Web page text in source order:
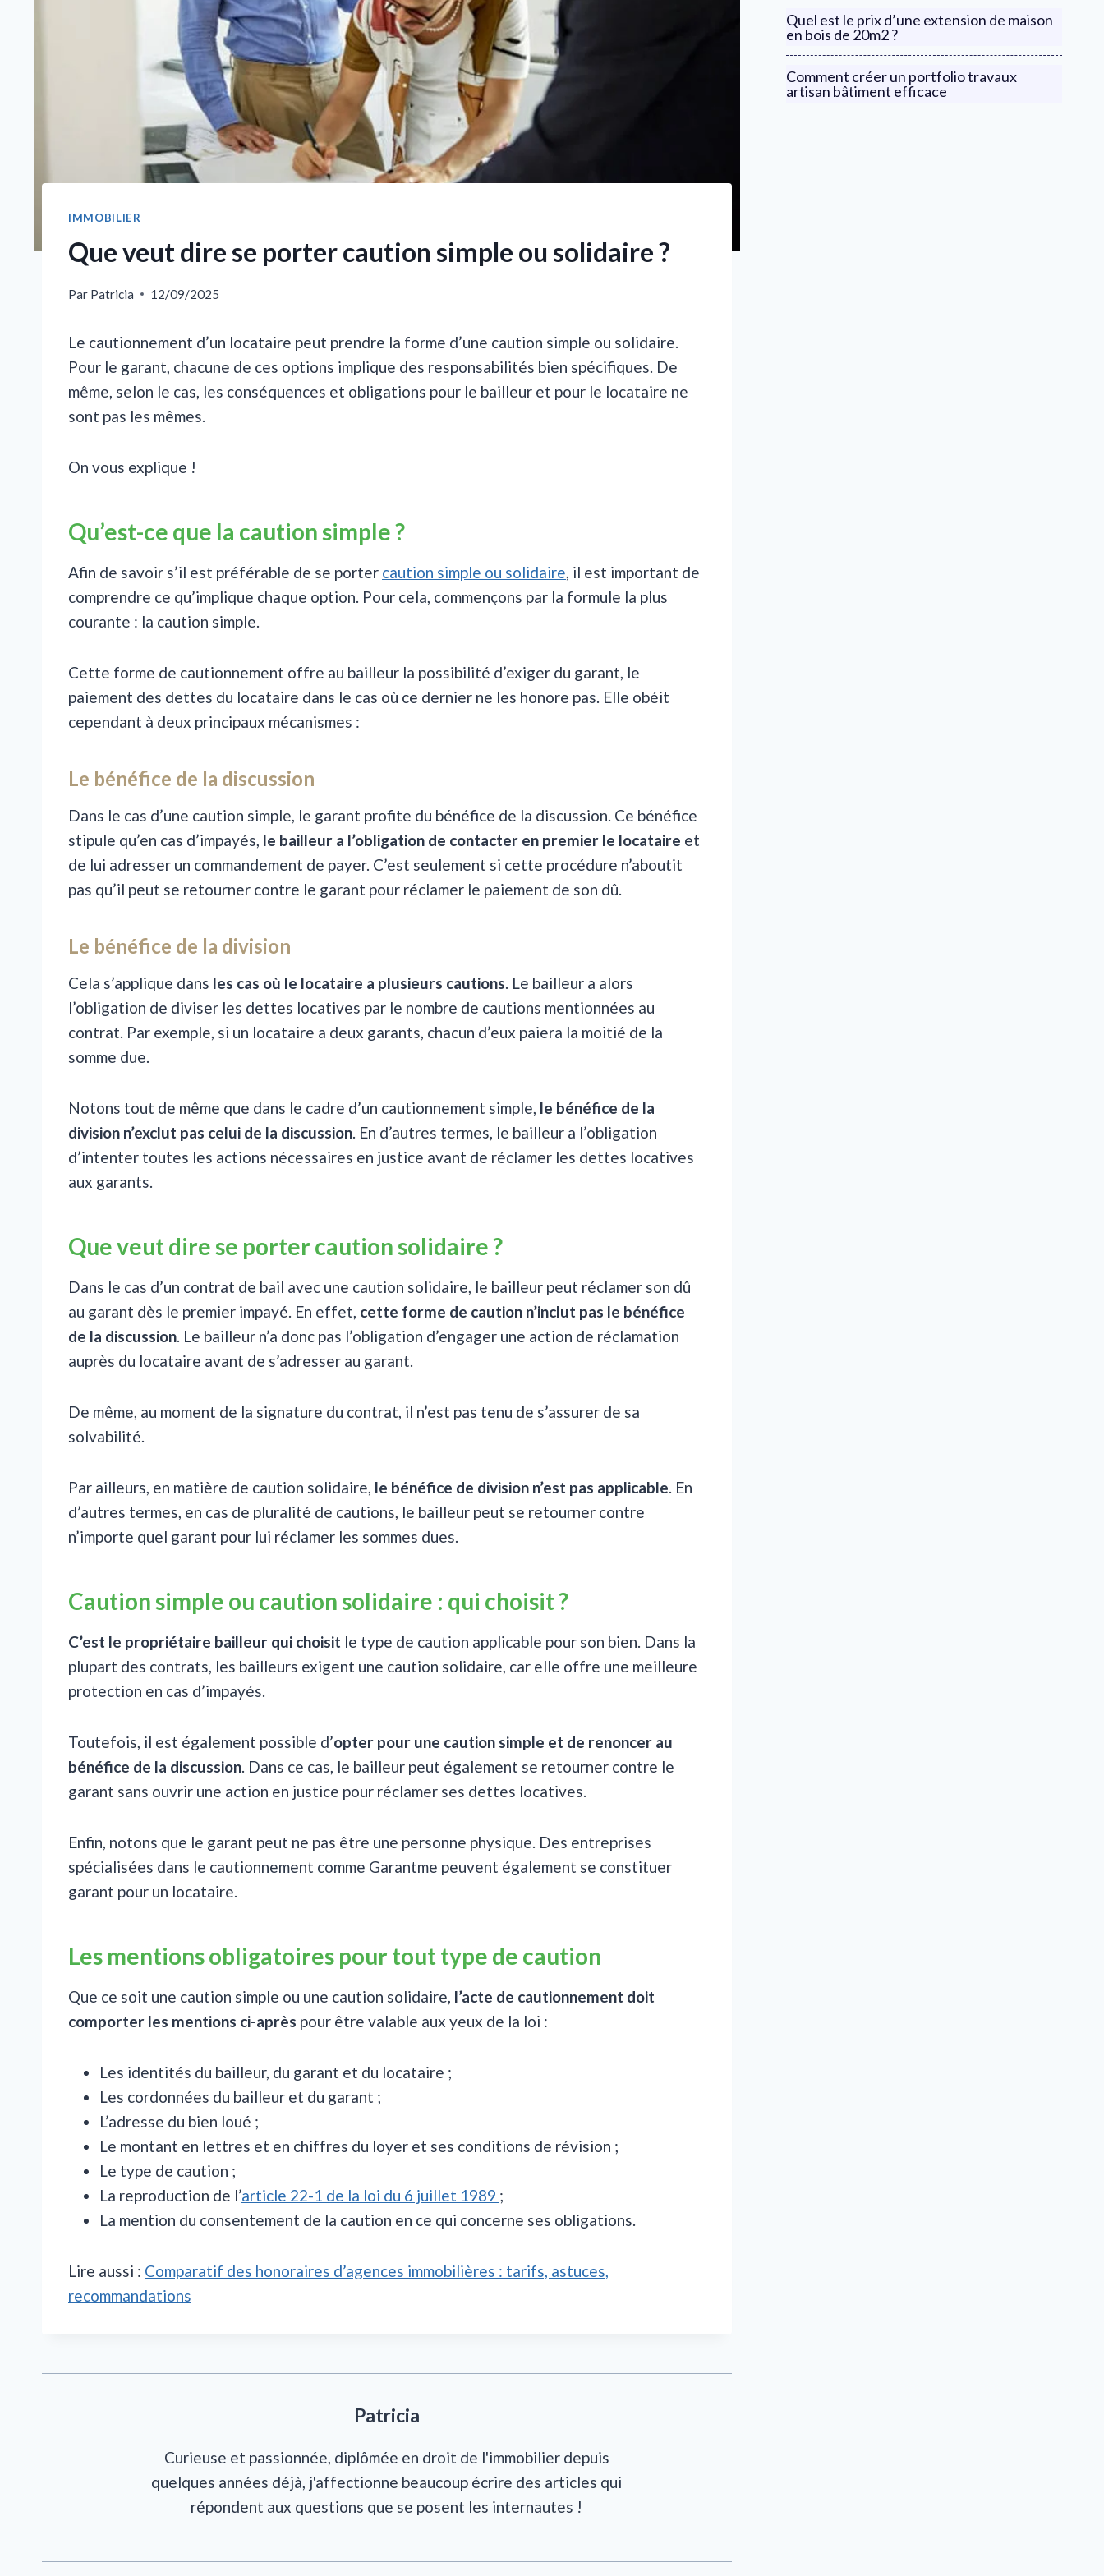
IMMOBILIER
Que veut dire se porter caution simple ou solidaire ?
Par Patricia 12/09/2025
Le cautionnement d’un locataire peut prendre la forme d’une caution simple ou solidaire.
Pour le garant, chacune de ces options implique des responsabilités bien spécifiques. De
même, selon le cas, les conséquences et obligations pour le bailleur et pour le locataire ne
sont pas les mêmes.
On vous explique !
Qu’est-ce que la caution simple ?
Afin de savoir s’il est préférable de se porter caution simple ou solidaire, il est important de
comprendre ce qu’implique chaque option. Pour cela, commençons par la formule la plus
courante : la caution simple.
Cette forme de cautionnement offre au bailleur la possibilité d’exiger du garant, le
paiement des dettes du locataire dans le cas où ce dernier ne les honore pas. Elle obéit
cependant à deux principaux mécanismes :
Le bénéfice de la discussion
Dans le cas d’une caution simple, le garant profite du bénéfice de la discussion. Ce bénéfice
stipule qu’en cas d’impayés, le bailleur a l’obligation de contacter en premier le locataire et
de lui adresser un commandement de payer. C’est seulement si cette procédure n’aboutit
pas qu’il peut se retourner contre le garant pour réclamer le paiement de son dû.
Le bénéfice de la division
Cela s’applique dans les cas où le locataire a plusieurs cautions. Le bailleur a alors
l’obligation de diviser les dettes locatives par le nombre de cautions mentionnées au
contrat. Par exemple, si un locataire a deux garants, chacun d’eux paiera la moitié de la
somme due.
Notons tout de même que dans le cadre d’un cautionnement simple, le bénéfice de la
division n’exclut pas celui de la discussion. En d’autres termes, le bailleur a l’obligation
d’intenter toutes les actions nécessaires en justice avant de réclamer les dettes locatives
aux garants.
Que veut dire se porter caution solidaire ?
Dans le cas d’un contrat de bail avec une caution solidaire, le bailleur peut réclamer son dû
au garant dès le premier impayé. En effet, cette forme de caution n’inclut pas le bénéfice
de la discussion. Le bailleur n’a donc pas l’obligation d’engager une action de réclamation
auprès du locataire avant de s’adresser au garant.
De même, au moment de la signature du contrat, il n’est pas tenu de s’assurer de sa
solvabilité.
Par ailleurs, en matière de caution solidaire, le bénéfice de division n’est pas applicable. En
d’autres termes, en cas de pluralité de cautions, le bailleur peut se retourner contre
n’importe quel garant pour lui réclamer les sommes dues.
Caution simple ou caution solidaire : qui choisit ?
C’est le propriétaire bailleur qui choisit le type de caution applicable pour son bien. Dans la
plupart des contrats, les bailleurs exigent une caution solidaire, car elle offre une meilleure
protection en cas d’impayés.
Toutefois, il est également possible d’opter pour une caution simple et de renoncer au
bénéfice de la discussion. Dans ce cas, le bailleur peut également se retourner contre le
garant sans ouvrir une action en justice pour réclamer ses dettes locatives.
Enfin, notons que le garant peut ne pas être une personne physique. Des entreprises
spécialisées dans le cautionnement comme Garantme peuvent également se constituer
garant pour un locataire.
Les mentions obligatoires pour tout type de caution
Que ce soit une caution simple ou une caution solidaire, l’acte de cautionnement doit
comporter les mentions ci-après pour être valable aux yeux de la loi :
Les identités du bailleur, du garant et du locataire ;
Les cordonnées du bailleur et du garant ;
L’adresse du bien loué ;
Le montant en lettres et en chiffres du loyer et ses conditions de révision ;
Le type de caution ;
La reproduction de l’article 22-1 de la loi du 6 juillet 1989 ;
La mention du consentement de la caution en ce qui concerne ses obligations.
Lire aussi : Comparatif des honoraires d’agences immobilières : tarifs, astuces,
recommandations
Patricia
Curieuse et passionnée, diplômée en droit de l'immobilier depuis
quelques années déjà, j'affectionne beaucoup écrire des articles qui
répondent aux questions que se posent les internautes !
Quel est le prix d’une extension de maison
en bois de 20m2 ?
Comment créer un portfolio travaux
artisan bâtiment efficace